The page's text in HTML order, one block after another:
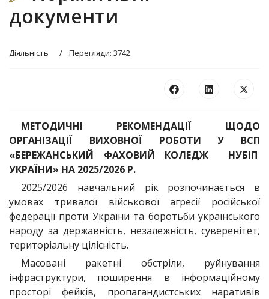
документи
Діяльність Перегляди: 3742
МЕТОДИЧНІ РЕКОМЕНДАЦІЇ ЩОДО
ОРГАНІЗАЦІЇ ВИХОВНОЇ РОБОТИУ ВСП
«БЕРЕЖАНСЬКИЙ ФАХОВИЙ КОЛЕДЖ
НУБІП
УКРАЇНИ» НА 2025/2026 Р.
2025/2026 навчальний рік розпочинається в
умовах тривалої військової агресії російської
федерації проти України та боротьби українського
народу за державність, незалежність, суверенітет,
територіальну цілісність.
Масовані ракетні обстріли, руйнування
інфраструктури, поширення в інформаційному
просторі фейків, пропагандистських наративів